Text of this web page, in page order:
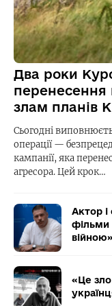
Два роки
перенесення
злам планів
Сьогодні
операції —
кампанії, яка
агресора. Цей крок…
Актор
фільми
війною»
«Це